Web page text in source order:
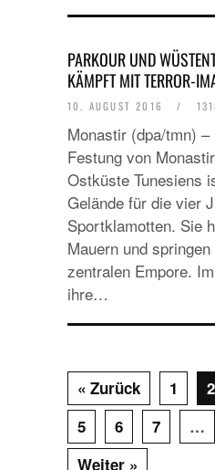
PARKOUR UND
KÄMPFT MIT TERROR-
10. AUGUST 2016 /
Monastir (dpa/tmn)
Festung von
Ostküste Tunesiens
Gelände für die vier
Sportklamotten. Sie
Mauern und
zentralen Empore.
ihre…
« Zurück 1 2
5
6 7 …
Weiter »